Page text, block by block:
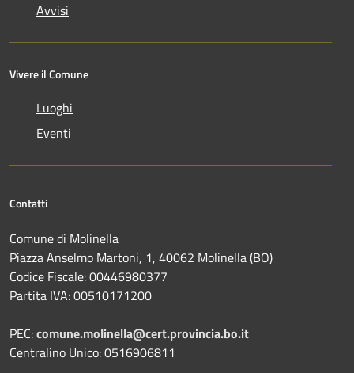
Avvisi
Vivere il Comune
Luoghi
Eventi
Contatti
Comune di Molinella
Piazza Anselmo Martoni, 1, 40062 Molinella (BO)
Codice Fiscale: 00446980377
Partita IVA: 00510171200
PEC:comune.molinella@cert.provincia.bo.it
Centralino Unico: 0516906811